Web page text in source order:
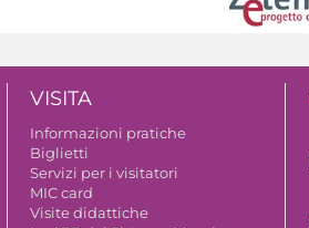
VISITA
Informazioni pratiche
Biglietti
Servizi per i visitatori
MIC card
Visite didattiche